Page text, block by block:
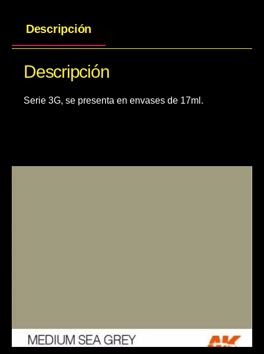
Descripción
Descripción
Serie 3G, se presenta en envases de 17ml.